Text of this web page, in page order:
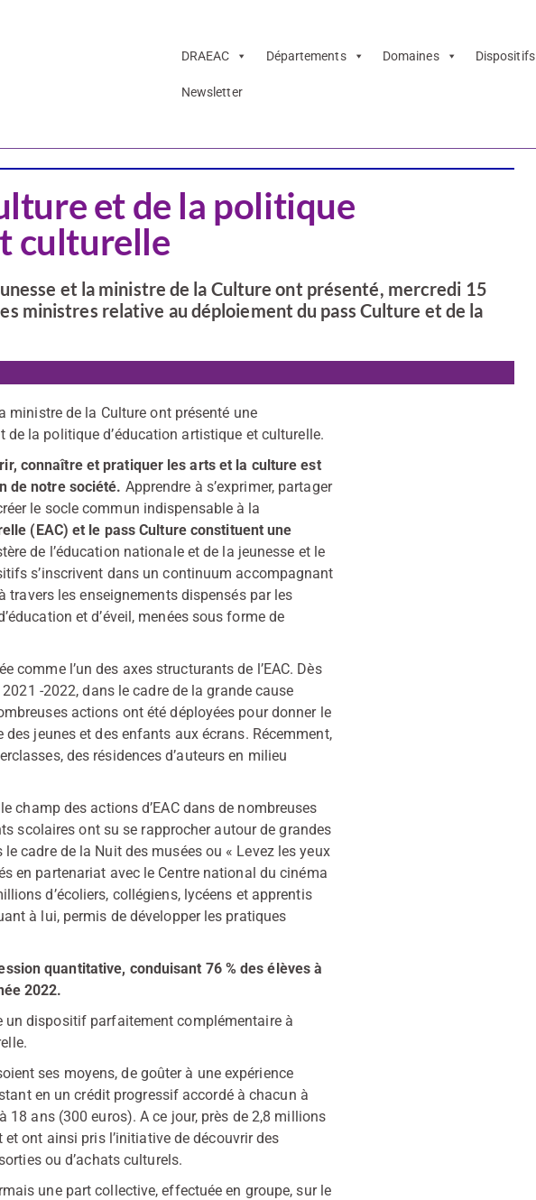
DRAEAC Départements Domaines Dispositifs
Newsletter
et de la politique
culturelle
et la ministre de la Culture ont présenté, mercredi 15
ministres relative au déploiement du pass Culture et de la
ministre de la Culture ont présenté une
la politique d’éducation artistique et culturelle.
connaître et pratiquer les arts et la culture est
de notre société. Apprendre à s’exprimer, partager
le socle commun indispensable à la
(EAC) et le pass Culture constituent une
de l’éducation nationale et de la jeunesse et le
s’inscrivent dans un continuum accompagnant
travers les enseignements dispensés par les
et d’éveil, menées sous forme de
comme l’un des axes structurants de l’EAC. Dès
-2022, dans le cadre de la grande cause
actions ont été déployées pour donner le
jeunes et des enfants aux écrans. Récemment,
des résidences d’auteurs en milieu
champ des actions d’EAC dans de nombreuses
scolaires ont su se rapprocher autour de grandes
cadre de la Nuit des musées ou « Levez les yeux
en partenariat avec le Centre national du cinéma
d’écoliers, collégiens, lycéens et apprentis
à lui, permis de développer les pratiques
quantitative, conduisant 76 % des élèves à
2022.
un dispositif parfaitement complémentaire à
ses moyens, de goûter à une expérience
en un crédit progressif accordé à chacun à
18 ans (300 euros). A ce jour, près de 2,8 millions
ont ainsi pris l’initiative de découvrir des
ou d’achats culturels.
une part collective, effectuée en groupe, sur le